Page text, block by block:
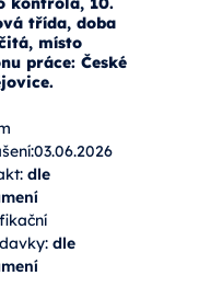
třída, doba
místo
práce: České
dle
dle